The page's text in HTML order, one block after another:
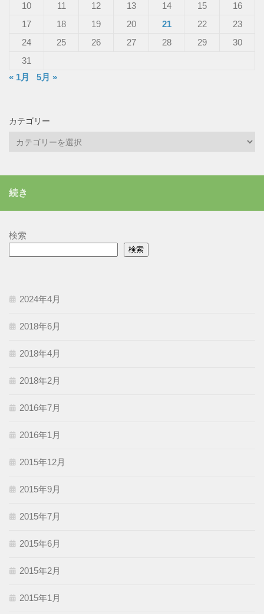
10
11 12 13 14 15
16
17
18 19 20 21 22
23
24
25 26 27 28 29
30
31
« 1月
5月 »
カテゴリー
ー
続き
検索
検索
2024年4月
2018年6月
2018年4月
2018年2月
2016年7月
2016年1月
2015年12月
2015年9月
2015年7月
2015年6月
2015年2月
2015年1月